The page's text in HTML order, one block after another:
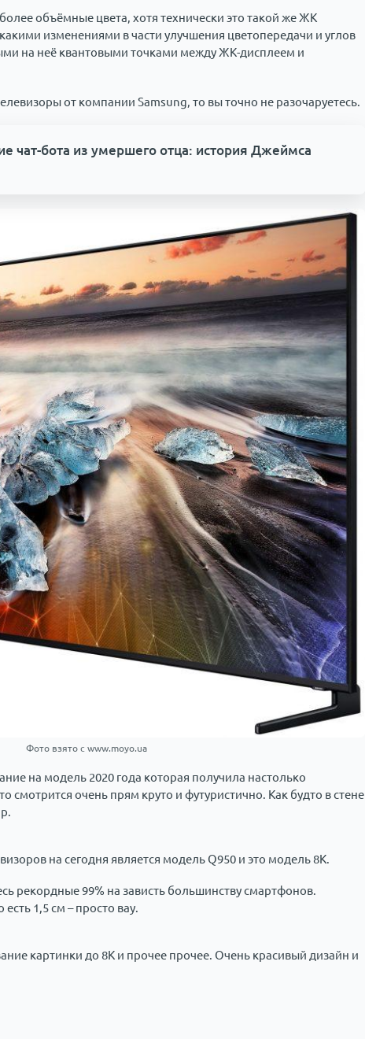
объёмные цвета, хотя технически это такой же ЖК
изменениями в части улучшения цветопередачи и углов
на неё квантовыми точками между ЖК-дисплеем и
от компании Samsung, то вы точно не разочаруетесь.
чат-бота из умершего отца: история Джеймса
Фото взято с www.moyo.ua
на модель 2020 года которая получила настолько
смотрится очень прям круто и футуристично. Как будто в стене
на сегодня является модель Q950 и это модель 8К.
рекордные 99% на зависть большинству смартфонов.
1,5 см – просто вау.
картинки до 8К и прочее прочее. Очень красивый дизайн и